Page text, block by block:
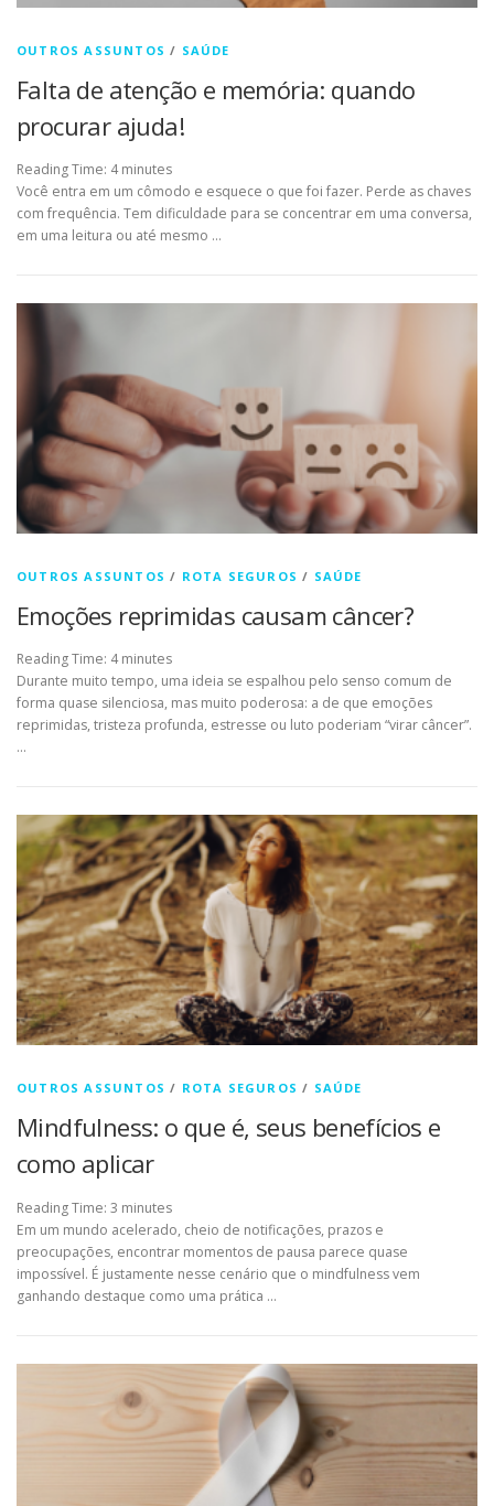
OUTROS ASSUNTOS / SAÚDE
Falta de atenção e memória: quando
procurar ajuda!
Reading Time: 4 minutes
Você entra em um cômodo e esquece o que foi fazer. Perde as chaves
com frequência. Tem dificuldade para se concentrar em uma conversa,
em uma leitura ou até mesmo …
OUTROS ASSUNTOS / ROTA SEGUROS / SAÚDE
Emoções reprimidas causam câncer?
Reading Time: 4 minutes
Durante muito tempo, uma ideia se espalhou pelo senso comum de
forma quase silenciosa, mas muito poderosa: a de que emoções
reprimidas, tristeza profunda, estresse ou luto poderiam “virar câncer”.
…
OUTROS ASSUNTOS / ROTA SEGUROS / SAÚDE
Mindfulness: o que é, seus benefícios e
como aplicar
Reading Time: 3 minutes
Em um mundo acelerado, cheio de notificações, prazos e
preocupações, encontrar momentos de pausa parece quase
impossível. É justamente nesse cenário que o mindfulness vem
ganhando destaque como uma prática …